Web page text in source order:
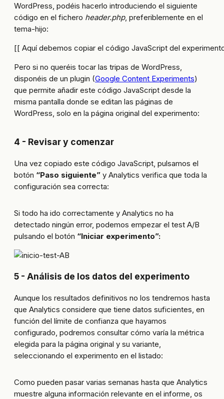
WordPress, podéis hacerlo introduciendo el siguiente
código en el fichero header.php, preferiblemente en el
tema-hijo:
[[ Aquí debemos copiar el código JavaScript del
Pero si no queréis tocar las tripas de WordPress,
disponéis de un plugin (Google Content Experiments)
que permite añadir este código JavaScript desde la
misma pantalla donde se editan las páginas de
WordPress, solo en la página original del experimento:
4 - Revisar y comenzar
Una vez copiado este código JavaScript, pulsamos el
botón “Paso siguiente” y Analytics verifica que toda la
configuración sea correcta:
Si todo ha ido correctamente y Analytics no ha
detectado ningún error, podemos empezar el test A/B
pulsando el botón “Iniciar experimento”:
5 - Análisis de los datos del experimento
Aunque los resultados definitivos no los tendremos hasta
que Analytics considere que tiene datos suficientes, en
función del límite de confianza que hayamos
configurado, podremos consultar cómo varía la métrica
elegida para la página original y su variante,
seleccionando el experimento en el listado:
Como pueden pasar varias semanas hasta que Analytics
muestre alguna información relevante en el informe, os